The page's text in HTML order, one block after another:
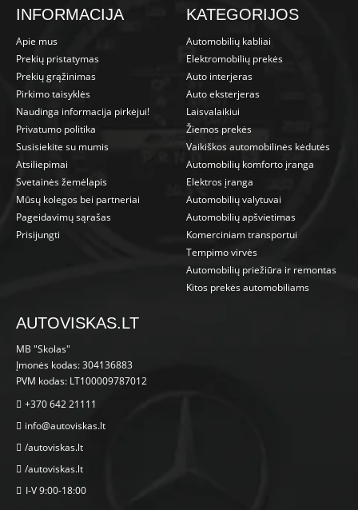
INFORMACIJA
Apie mus
Prekių pristatymas
Prekių grąžinimas
Pirkimo taisyklės
Naudinga informacija pirkėjui!
Privatumo politika
Susisiekite su mumis
Atsiliepimai
Svetainės žemėlapis
Mūsų kolegos bei partneriai
Pageidavimų sąrašas
Prisijungti
KATEGORIJOS
Automobilių kabliai
Elektromobilių prekės
Auto interjeras
Auto eksterjeras
Laisvalaikiui
Žiemos prekės
Vaikiškos automobilinės kėdutės
Automobilių komforto įranga
Elektros įranga
Automobilių valytuvai
Automobilių apšvietimas
Komerciniam transportui
Tempimo virvės
Automobilių priežiūra ir remontas
Kitos prekės automobiliams
AUTOVISKAS.LT
MB "Skolas"
Įmonės kodas: 304136883
PVM kodas: LT100009787012
+370 642 21111
info@autoviskas.lt
/autoviskas.lt
/autoviskas.lt
I-V 9:00-18:00